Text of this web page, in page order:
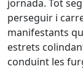
jornada. Tot
perseguir i
manifestants
estrets
conduint les